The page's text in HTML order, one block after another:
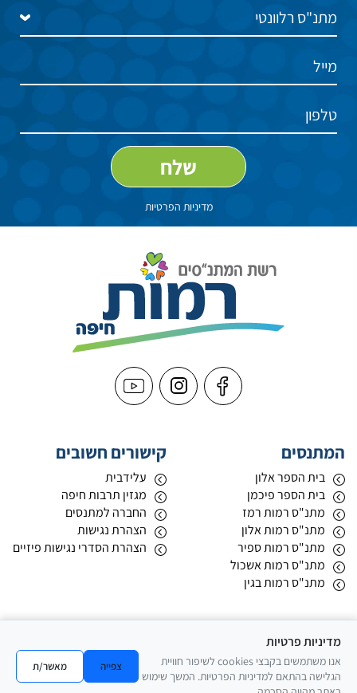
מדיניות הפרטיות
המתנסים
בית הספר אלון
בית הספר פיכמן
מתנ"ס רמות רמז
מתנ"ס רמות אלון
מתנ"ס רמות ספיר
מתנ"ס רמות אשכול
מתנ"ס רמות בגין
קישורים חשובים
עלידבית
מגזין תרבות חיפה
החברה למתנסים
הצהרת נגישות
הצהרת הסדרי נגישות פיזיים
חוגים
ספורט ותנועה
אומנויות לחימה
מחול ואקרובטיקה
מדיניות פרטיות
אנו משתמשים בקבצי cookies לשיפור חוויית
הגלישה בהתאם למדיניות הפרטיות. המשך שימוש
צפייה מאשר/ת